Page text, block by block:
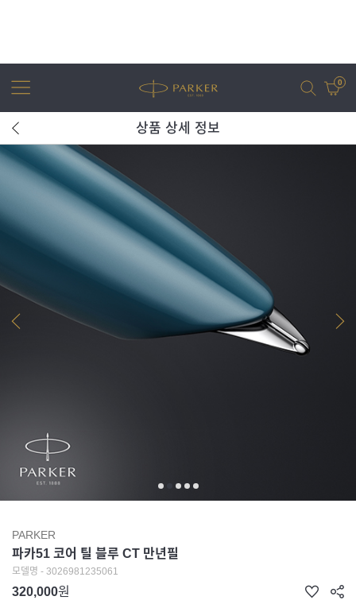
0
어번
상품 상세 정보
PARKER
파카51 코어 틸 블루 CT 만년필
모델명 - 3026981235061
320,000원